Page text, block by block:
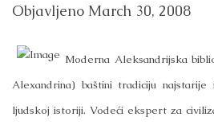
Objavljeno March 30, 2008
Moderna Aleksandrijska
Alexandrina) baštini tradiciju
ljudskoj istoriji. Vodeći ekspert za